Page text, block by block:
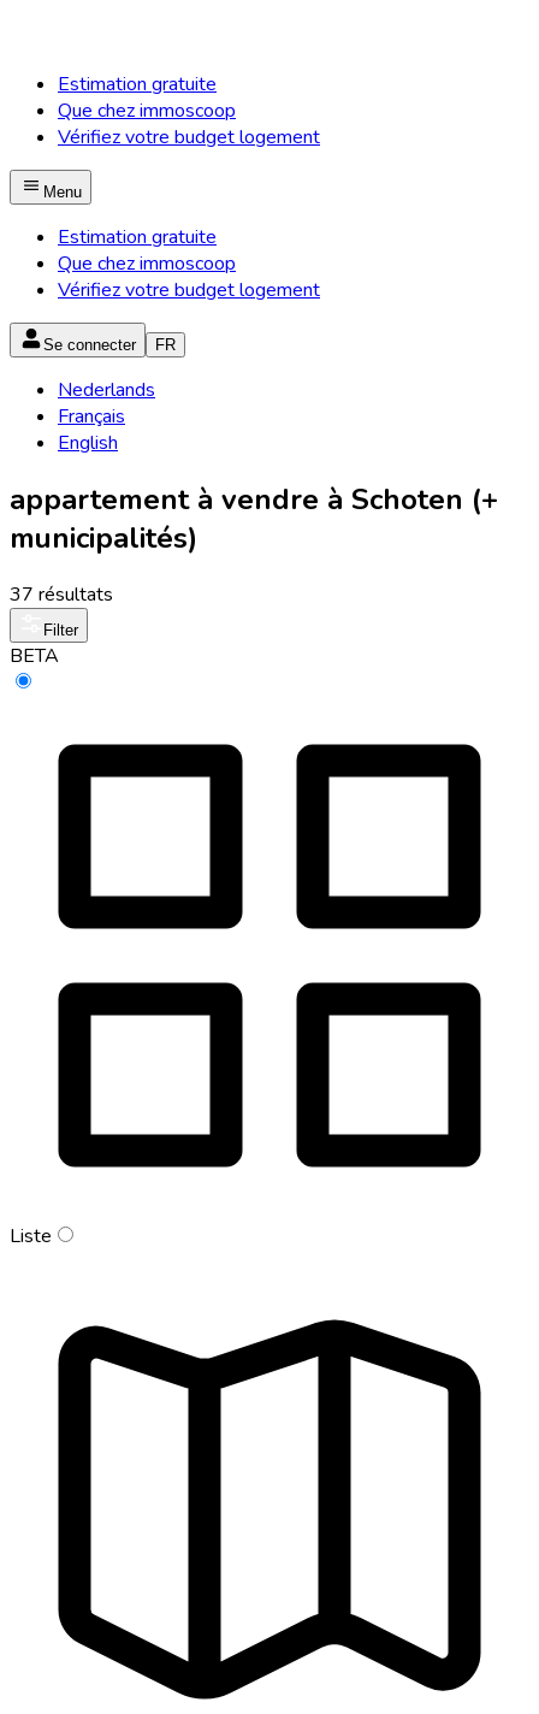
Estimation gratuite
Que chez immoscoop
Vérifiez votre budget logement
Menu
Estimation gratuite
Que chez immoscoop
Vérifiez votre budget logement
Se connecter FR
Nederlands
Français
English
appartement à vendre à Schoten (+
municipalités)
37 résultats
Filter
BETA
Liste